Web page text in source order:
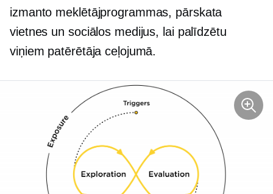
izmanto meklētājprogrammas, pārskata
vietnes un sociālos medijus, lai palīdzētu
viņiem patērētāja ceļojumā.